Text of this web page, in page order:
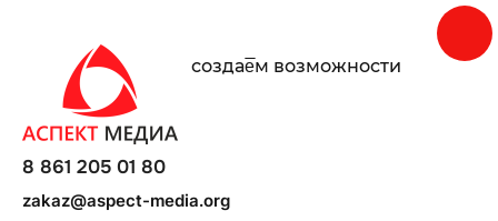
создаe̅м возможности
8 861 205 01 80
zakaz@aspect-media.org